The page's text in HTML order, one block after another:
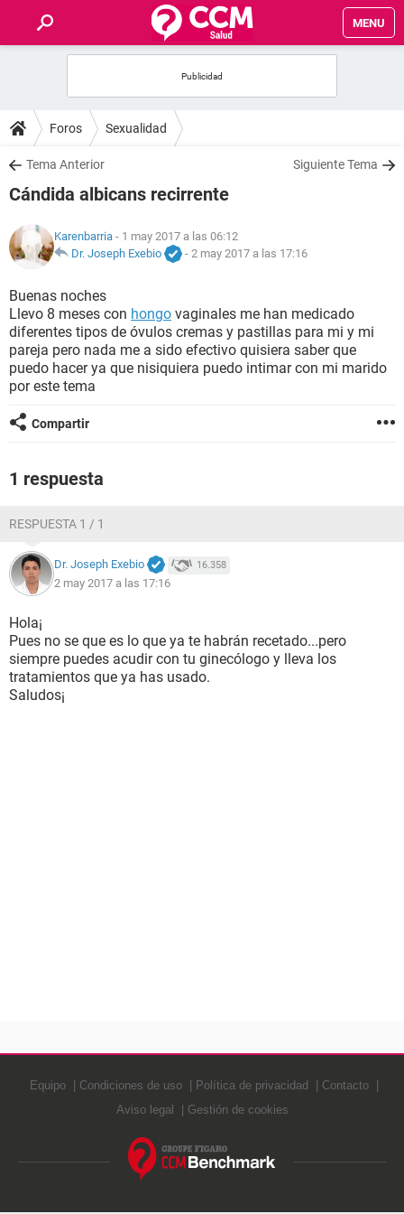
MENU
FOROS
SALUD
NUTRICIÓN
BIENESTAR
SEXUALIDAD
GLOSARIO
Foros Sexualidad
Tema Anterior Siguiente Tema
Cándida albicans recirrente
Karenbarria - 1 may 2017 a las 06:12
Dr. Joseph Exebio
- 2 may 2017 a las 17:16
Buenas noches
Llevo 8 meses con hongo vaginales me han medicado
diferentes tipos de óvulos cremas y pastillas para mi y mi
pareja pero nada me a sido efectivo quisiera saber que
puedo hacer ya que nisiquiera puedo intimar con mi marido
por este tema
Compartir
1 respuesta
RESPUESTA 1 / 1
Dr. Joseph Exebio 16.358
2 may 2017 a las 17:16
Hola¡
Pues no se que es lo que ya te habrán recetado...pero
siempre puedes acudir con tu ginecólogo y lleva los
tratamientos que ya has usado.
Saludos¡
Equipo Condiciones de uso Política de privacidad
Contacto
Aviso legal
Gestión de cookies